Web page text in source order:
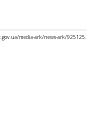
media-ark/news-ark/